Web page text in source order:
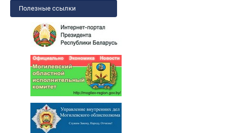
Полезные ссылки